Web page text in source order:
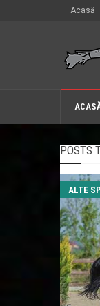
Acasă
POSTS
ALTE